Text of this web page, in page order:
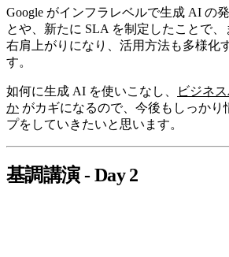
Google がインフラレベルで生成 AI の
とや、新たに SLA を制定したことで
右肩上がりになり、活用方法も多様化
す。
如何に生成 AI を使いこなし、
ビジネ
か がカギになるので、今後もしっかり
プをしていきたいと思います。
基調講演 - Day 2